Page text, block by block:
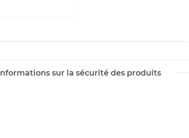
Informations sur la sécurité des produits